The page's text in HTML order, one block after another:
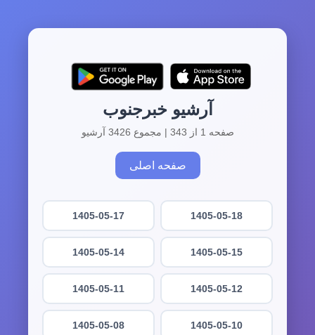
آرشیو خبرجنوب
صفحه 1 از 343 | مجموع 3426 آرشیو
صفحه اصلی
1405-05-18
1405-05-17
1405-05-15
1405-05-14
1405-05-12
1405-05-11
1405-05-10
1405-05-08